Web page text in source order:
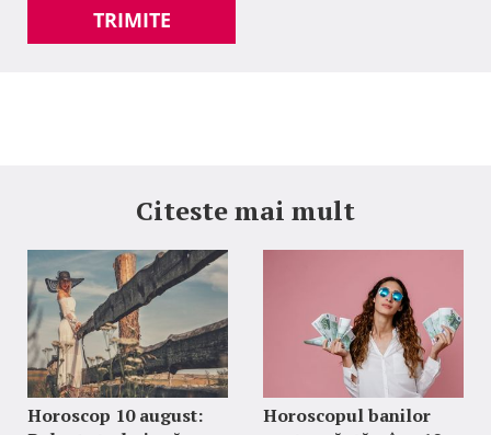
TRIMITE
Citeste mai mult
Horoscop 10 august:
Horoscopul banilor